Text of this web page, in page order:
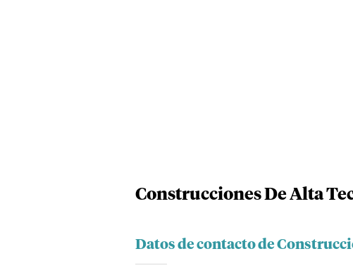
Construcciones De Alta
Datos de contacto de